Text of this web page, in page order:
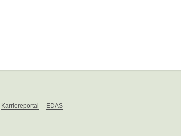
Karriereportal EDAS